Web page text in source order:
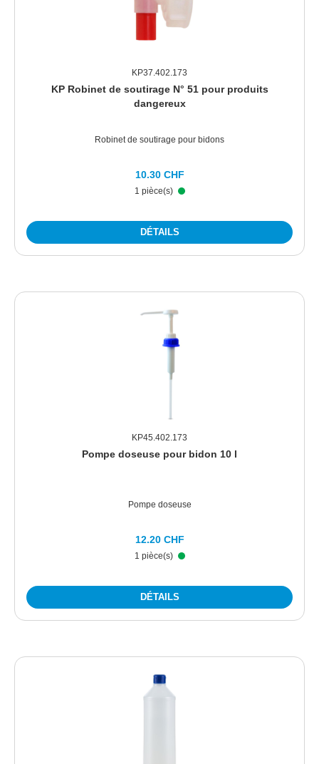
KP37.402.173
KP Robinet de soutirage N° 51 pour produits
dangereux
Robinet de soutirage pour bidons
1 pièce(s)
10.30 CHF
DÉTAILS
KP45.402.173
Pompe doseuse pour bidon 10 l
Pompe doseuse
1 pièce(s)
12.20 CHF
DÉTAILS